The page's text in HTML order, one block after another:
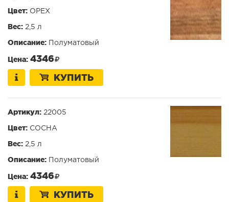
Цвет: ОРЕХ
Вес: 2,5 л
Описание: Полуматовый
Цена: 4346
КУПИТЬ
Артикул: 22005
Цвет: СОСНА
Вес: 2,5 л
Описание: Полуматовый
Цена: 4346
КУПИТЬ